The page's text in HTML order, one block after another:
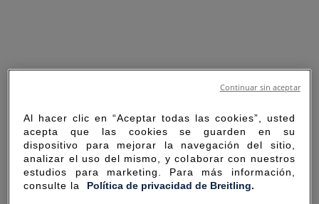
Al hacer clic en “Aceptar todas las cookies”, usted
acepta que las cookies se guarden en su
dispositivo para mejorar la navegación del sitio,
analizar el uso del mismo, y colaborar con nuestros
estudios para marketing. Para más información,
consulte la Política de privacidad de Breitling.
Continuar sin aceptar